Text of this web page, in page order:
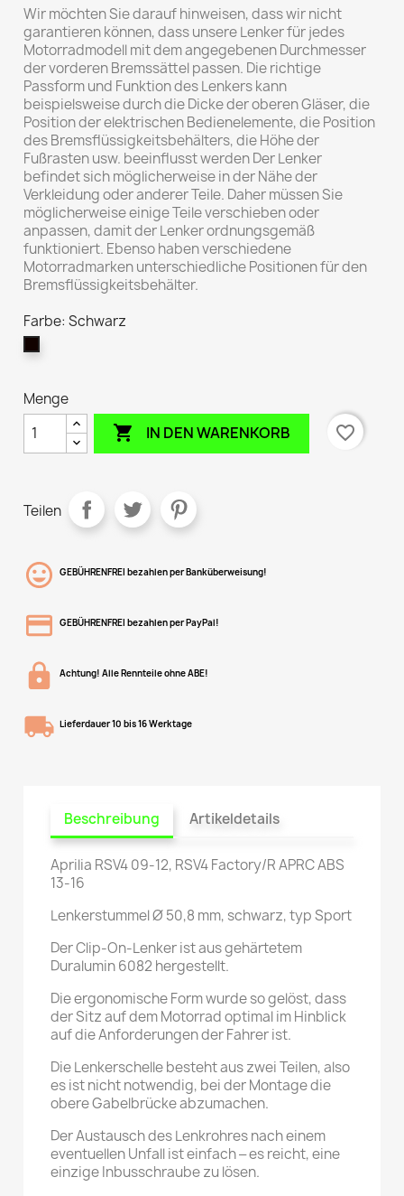
Wir möchten Sie darauf hinweisen, dass wir nicht
garantieren können, dass unsere Lenker für jedes
Motorradmodell mit dem angegebenen Durchmesser
der vorderen Bremssättel passen. Die richtige
Passform und Funktion des Lenkers kann
beispielsweise durch die Dicke der oberen Gläser, die
Position der elektrischen Bedienelemente, die Position
des Bremsflüssigkeitsbehälters, die Höhe der
Fußrasten usw. beeinflusst werden Der Lenker
befindet sich möglicherweise in der Nähe der
Verkleidung oder anderer Teile. Daher müssen Sie
möglicherweise einige Teile verschieben oder
anpassen, damit der Lenker ordnungsgemäß
funktioniert. Ebenso haben verschiedene
Motorradmarken unterschiedliche Positionen für den
Bremsflüssigkeitsbehälter.
Farbe: Schwarz
Menge
 IN DEN WARENKORB favorite_border
Teilen
GEBÜHRENFREI bezahlen per Banküberweisung!
GEBÜHRENFREI bezahlen per PayPal!
Achtung! Alle Rennteile ohne ABE!
Lieferdauer 10 bis 16 Werktage
Beschreibung Artikeldetails
Aprilia RSV4 09-12, RSV4 Factory/R APRC ABS
13-16
Lenkerstummel Ø 50,8 mm, schwarz, typ Sport
Der Clip-On-Lenker ist aus gehärtetem
Duralumin 6082 hergestellt.
Die ergonomische Form wurde so gelöst, dass
der Sitz auf dem Motorrad optimal im Hinblick
auf die Anforderungen der Fahrer ist.
Die Lenkerschelle besteht aus zwei Teilen, also
es ist nicht notwendig, bei der Montage die
obere Gabelbrücke abzumachen.
Der Austausch des Lenkrohres nach einem
eventuellen Unfall ist einfach ‒ es reicht, eine
einzige Inbusschraube zu lösen.